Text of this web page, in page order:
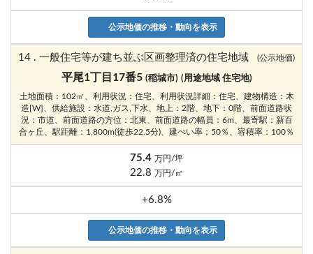
公示地価の推移・動向を表示
14 . 一般住宅等が建ち並ぶ区画整理済の住宅地域 (公示地価)
平尾1丁目17番5 (稲城市) (用途地域 住宅地)
土地面積：102㎡、利用状況：住宅、利用状況詳細：住宅、建物構造：木
造[W]、供給施設：水道,ガス,下水、地上：2階、地下：0階、前面道路状
況：市道、前面道路の方位：北東、前面道路の幅員：6m、最寄駅：新百
合ヶ丘、駅距離：1,800m(徒歩22.5分)、建ぺい率；50％、容積率：100％
75.4 万円/坪
22.8 万円/㎡
+6.8%
公示地価の推移・動向を表示